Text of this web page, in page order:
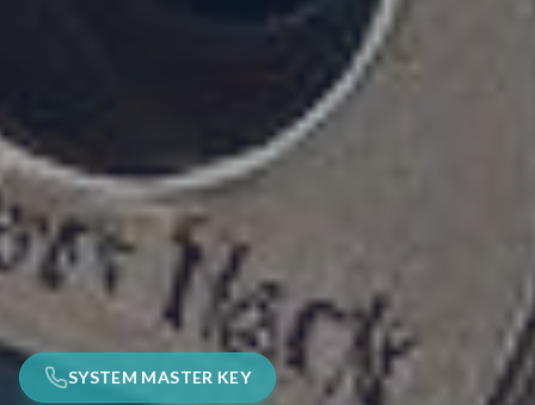
SYSTEM MASTER KEY